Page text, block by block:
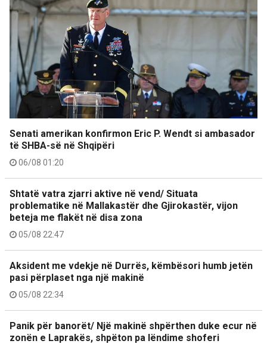
Senati amerikan konfirmon Eric P. Wendt si ambasador
të SHBA-së në Shqipëri
06/08 01:20
Shtatë vatra zjarri aktive në vend/ Situata
problematike në Mallakastër dhe Gjirokastër, vijon
beteja me flakët në disa zona
05/08 22:47
Aksident me vdekje në Durrës, këmbësori humb jetën
pasi përplaset nga një makinë
05/08 22:34
Panik për banorët/ Një makinë shpërthen duke ecur në
zonën e Laprakës, shpëton pa lëndime shoferi